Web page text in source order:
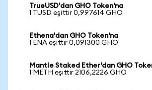
TrueUSD'dan GHO Token'na
1 TUSD eşittir 0,997614 GHO
Ethena'dan GHO Token'na
1 ENA eşittir 0,091300 GHO
Mantle Staked Ether'dan GHO
1 METH eşittir 2106,2226 GHO